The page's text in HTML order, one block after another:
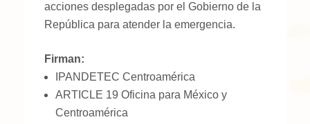
acciones desplegadas por el Gobierno de la
República para atender la emergencia.
Firman:
IPANDETEC Centroamérica
ARTICLE 19 Oficina para México y
Centroamérica